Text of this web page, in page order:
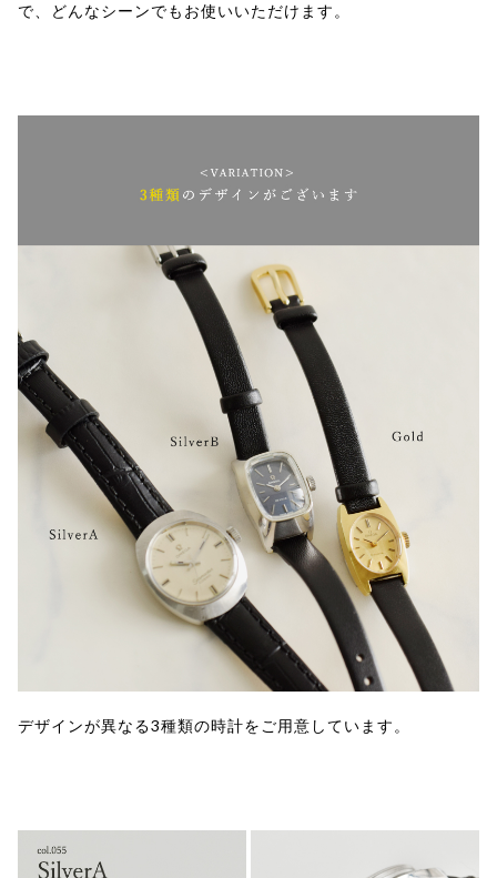
で、どんなシーンでもお使いいただけます。
デザインが異なる3種類の時計をご用意しています。